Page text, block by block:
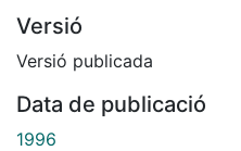
Versió
Versió publicada
Data de publicació
1996